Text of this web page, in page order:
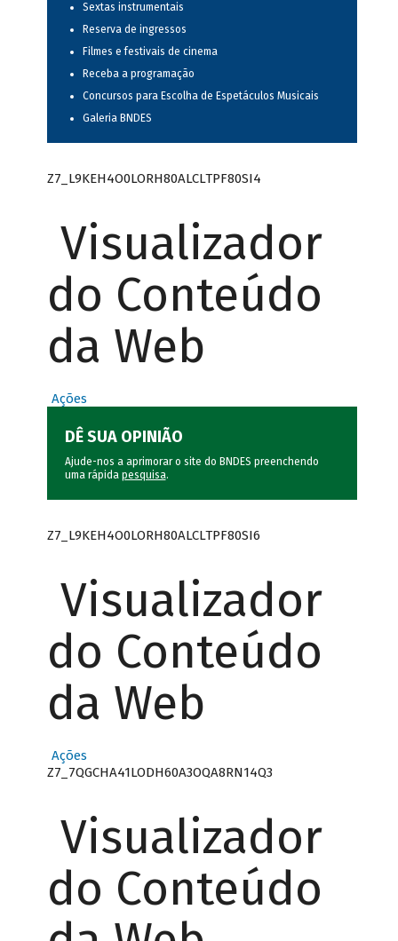
Sextas instrumentais
Reserva de ingressos
Filmes e festivais de cinema
Receba a programação
Concursos para Escolha de Espetáculos Musicais
Galeria BNDES
Z7_L9KEH4O0LORH80ALCLTPF80SI4
Visualizador
do Conteúdo
da Web
Ações
DÊ SUA OPINIÃO
Ajude-nos a aprimorar o site do BNDES preenchendo
uma rápida pesquisa.
Z7_L9KEH4O0LORH80ALCLTPF80SI6
Visualizador
do Conteúdo
da Web
Ações
Z7_7QGCHA41LODH60A3OQA8RN14Q3
Visualizador
do Conteúdo